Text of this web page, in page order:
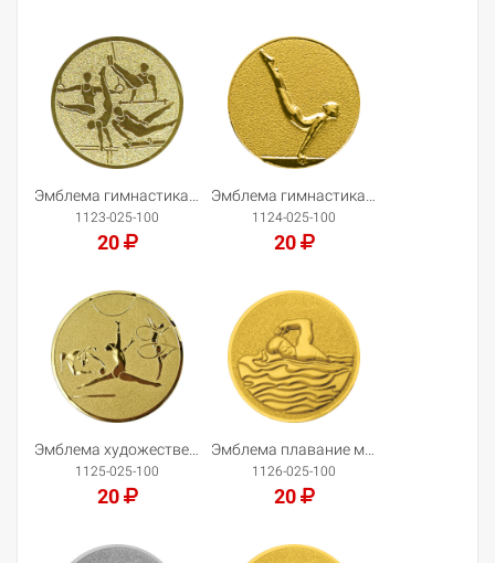
Добавить в корзину Добавить в корзину
1123-025-100
20
Добавить в корзину
1124-025-100
20
Добавить в корзину
1125-025-100
20
Добавить в корзину
1126-025-100
20
Добавить в корзину